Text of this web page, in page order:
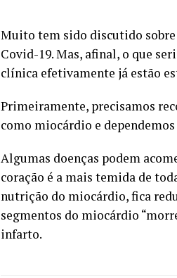
Muito tem sido discutido
Covid-19. Mas, afinal, o que
clínica efetivamente já estão
Primeiramente, precisamos
como miocárdio e
Algumas doenças podem
coração é a mais temida de
nutrição do miocárdio, fica
segmentos do miocárdio
infarto.